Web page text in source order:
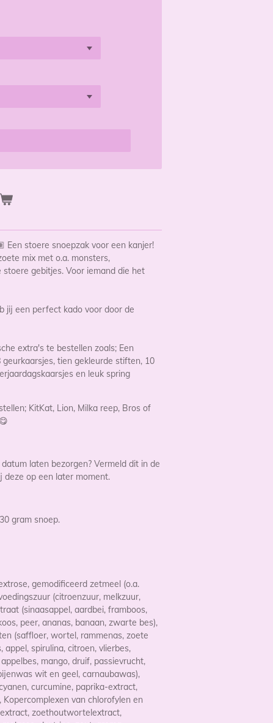
Een stoere snoepzak voor een kanjer!
mix met o.a. monsters,
gebitjes. Voor iemand die het
jij een perfect kado voor door de
extra's te bestellen zoals; Een
tien gekleurde stiften, 10
en leuk spring
KitKat, Lion, Milka reep, Bros of
laten bezorgen? Vermeld dit in de
deze op een later moment.
gram snoep.
gemodificeerd zetmeel (o.a.
(citroenzuur, melkzuur,
(sinaasappel, aardbei, framboos,
peer, ananas, banaan, zwarte bes),
(saffloer, wortel, rammenas, zoete
spirulina, citroen, vlierbes,
mango, druif, passievrucht,
wit en geel, carnaubawas),
curcumine, paprika-extract,
Kopercomplexen van chlorofylen en
zoethoutwortelextract,